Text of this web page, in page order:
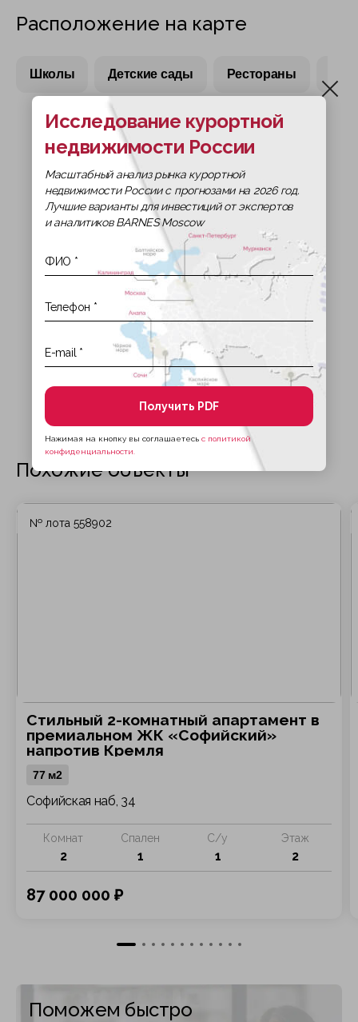
Расположение на карте
Школы Детские сады Рестораны
Похожие объекты
№ лота 558902
Стильный 2-комнатный апартамент в
премиальном ЖК «Софийский»
напротив Кремля
77 м2
Софийская наб, 34
Комнат
2
Спален
1
С/у
1
Этаж
2
87 000 000 ₽
Поможем быстро
Исследование курортной
недвижимости России
Масштабный анализ рынка курортной
недвижимости России с прогнозами на 2026 год.
Лучшие варианты для инвестиций от экспертов
и аналитиков BARNES Moscow
Получить PDF
Нажимая на кнопку вы соглашаетесь с политикой
конфиденциальности.